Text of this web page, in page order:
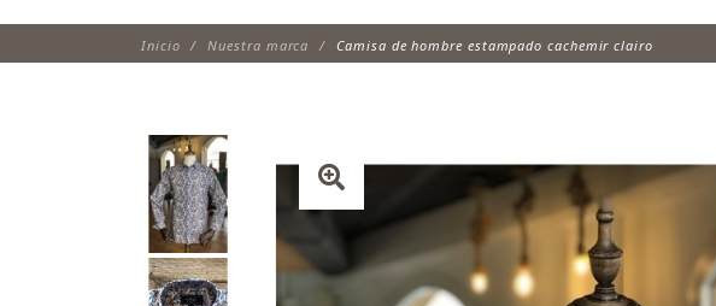
Inicio Nuestra marca Camisa de hombre estampado cachemir clairo